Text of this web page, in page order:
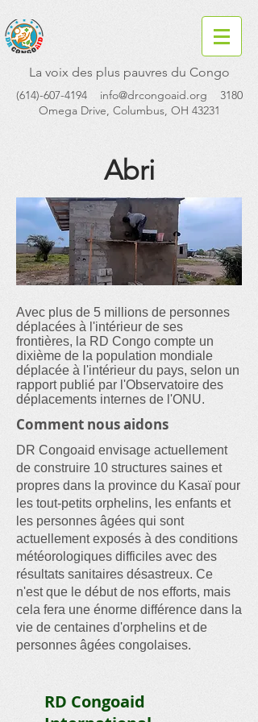
La voix des plus pauvres du Congo
(614)-607-4194 info@drcongoaid.org 3180
Omega Drive, Columbus, OH 43231
Abri
Avec plus de 5 millions de personnes
déplacées à l'intérieur de ses
frontières, la RD Congo compte un
dixième de la population mondiale
déplacée à l'intérieur du pays, selon un
rapport publié par l'Observatoire des
déplacements internes de l'ONU.
Comment nous aidons
DR Congoaid envisage actuellement
de construire 10 structures saines et
propres dans la province du Kasaï pour
les tout-petits orphelins, les enfants et
les personnes âgées qui sont
actuellement exposés à des conditions
météorologiques difficiles avec des
résultats sanitaires désastreux. Ce
n'est que le début de nos efforts, mais
cela fera une énorme différence dans la
vie de centaines d'orphelins et de
personnes âgées congolaises.
RD Congoaid